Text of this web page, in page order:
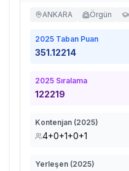
ANKARA Örgün
2025 Taban Puan
351.12214
2025 Sıralama
122219
Kontenjan (2025)
4+0+1+0+1
Yerleşen (2025)